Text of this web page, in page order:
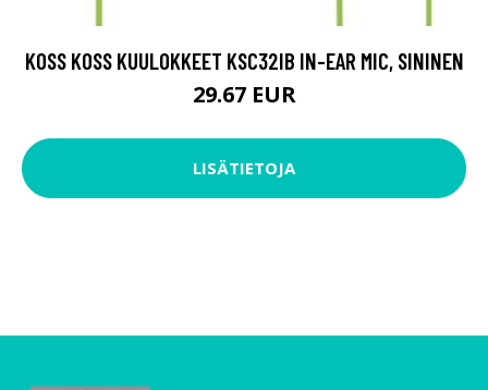
KOSS KOSS KUULOKKEET KSC32IB IN-EAR MIC, SININEN
29.67 EUR
LISÄTIETOJA